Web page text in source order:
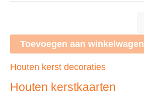
Toevoegen aan winkelwagen
Houten kerst decoraties
Houten kerstkaarten